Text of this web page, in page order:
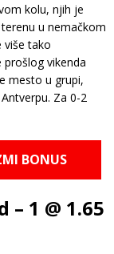
kolu, njih je
u nemačkom
više tako
vikenda
mesto u grupi,
Za 0-2
BONUS
1 @ 1.65